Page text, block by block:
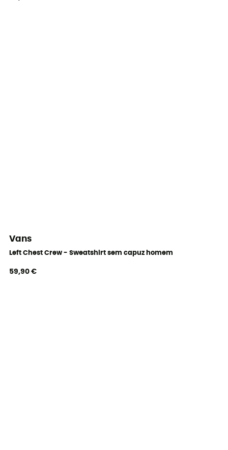
Vans
Left Chest Crew - Sweatshirt sem capuz homem
59,90 €